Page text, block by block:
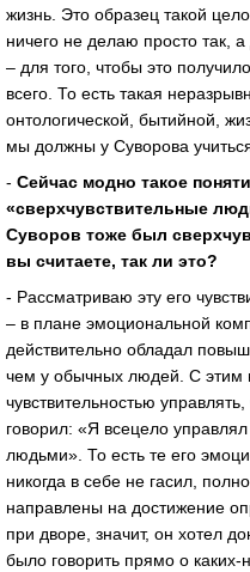
жизнь. Это образец такой
ничего не делаю просто так,
– для того, чтобы это
всего. То есть такая
онтологической, бытийной,
мы должны у Суворова
- Сейчас модно такое
«сверхчувствительные
Суворов тоже был
вы считаете, так ли это?
- Рассматриваю эту его
– в плане эмоциональной
действительно обладал
чем у обычных людей. С этим
чувствительностью
говорил: «Я всецело
людьми». То есть те его
никогда в себе не гасил,
направлены на достижение
при дворе, значит, он хотел
было говорить прямо о